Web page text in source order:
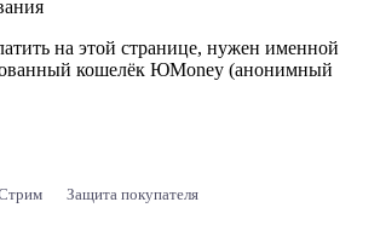
на этой странице, нужен именной
кошелёк ЮMoney (анонимный
Защита покупателя